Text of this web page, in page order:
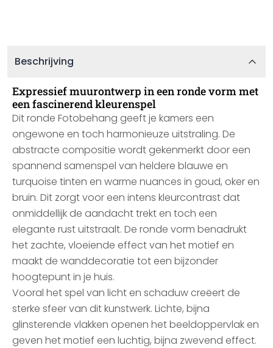
Beschrijving
Expressief muurontwerp in een ronde vorm met
een fascinerend kleurenspel
Dit ronde Fotobehang geeft je kamers een
ongewone en toch harmonieuze uitstraling. De
abstracte compositie wordt gekenmerkt door een
spannend samenspel van heldere blauwe en
turquoise tinten en warme nuances in goud, oker en
bruin. Dit zorgt voor een intens kleurcontrast dat
onmiddellijk de aandacht trekt en toch een
elegante rust uitstraalt. De ronde vorm benadrukt
het zachte, vloeiende effect van het motief en
maakt de wanddecoratie tot een bijzonder
hoogtepunt in je huis.
Vooral het spel van licht en schaduw creëert de
sterke sfeer van dit kunstwerk. Lichte, bijna
glinsterende vlakken openen het beeldoppervlak en
geven het motief een luchtig, bijna zwevend effect.